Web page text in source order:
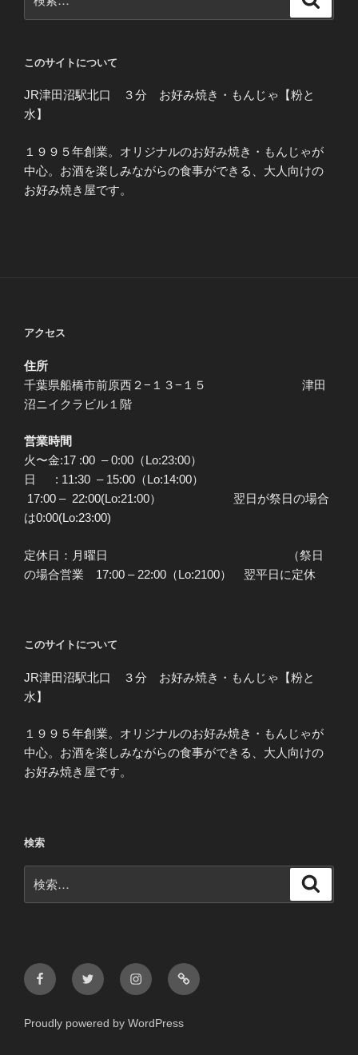
索:
このサイトについて
JR津田沼駅北口 ３分 お好み焼き・もんじゃ【粉と
水】
１９９５年創業。オリジナルのお好み焼き・もんじゃが
中心。お酒を楽しみながらの食事ができる、大人向けの
お好み焼き屋です。
アクセス
住所
千葉県船橋市前原西２−１３−１５ 津田
沼ニイクラビル１階
営業時間
火〜金:17 :00 – 0:00（Lo:23:00）
日 : 11:30 – 15:00（Lo:14:00）
17:00 – 22:00(Lo:21:00） 翌日が祭日の場合
は0:00(Lo:23:00)
定休日：月曜日 （祭日
の場合営業 17:00 – 22:00（Lo:2100） 翌平日に定休
このサイトについて
JR津田沼駅北口 ３分 お好み焼き・もんじゃ【粉と
水】
１９９５年創業。オリジナルのお好み焼き・もんじゃが
中心。お酒を楽しみながらの食事ができる、大人向けの
お好み焼き屋です。
検索
索:
FacebookTwitter Instagram
メ
ー
Proudly powered by WordPress